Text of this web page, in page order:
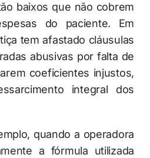
baixos que não cobrem
do paciente. Em
tem afastado cláusulas
abusivas por falta de
coeficientes injustos,
integral dos
quando a operadora
a fórmula utilizada